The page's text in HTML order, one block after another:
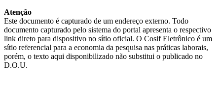
Atenção
Este documento é capturado de um endereço externo. Todo
documento capturado pelo sistema do portal apresenta o respectivo
link direto para dispositivo no sítio oficial. O Cosif Eletrônico é um
sítio referencial para a economia da pesquisa nas práticas laborais,
porém, o texto aqui disponibilizado não substitui o publicado no
D.O.U.